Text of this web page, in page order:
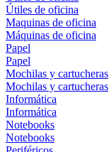
Útiles de oficina
Maquinas de oficina
Máquinas de oficina
Papel
Papel
Mochilas y cartucheras
Mochilas y cartucheras
Informática
Informática
Notebooks
Notebooks